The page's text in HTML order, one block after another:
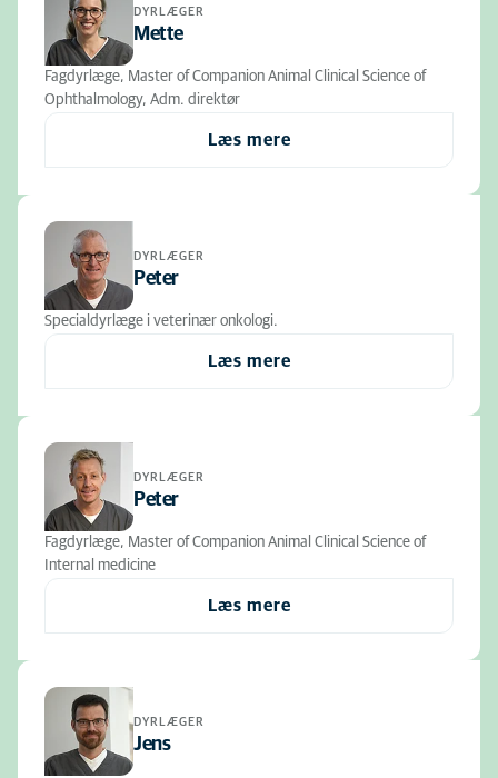
DYRLÆGER
Mette
Fagdyrlæge, Master of Companion Animal Clinical Science of
Ophthalmology, Adm. direktør
Læs mere
DYRLÆGER
Peter
Specialdyrlæge i veterinær onkologi.
Læs mere
DYRLÆGER
Peter
Fagdyrlæge, Master of Companion Animal Clinical Science of
Internal medicine
Læs mere
DYRLÆGER
Jens